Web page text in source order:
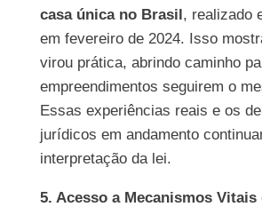
casa única no Brasil, realizado
em fevereiro de 2024. Isso
virou prática, abrindo caminho
empreendimentos seguirem o
Essas experiências reais e os
jurídicos em andamento
interpretação da lei.
5. Acesso a Mecanismos Vitais